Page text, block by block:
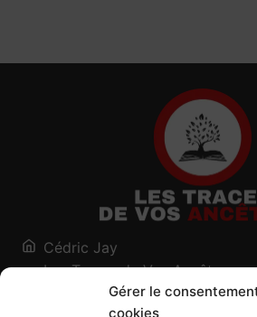
Gérer le
cookies
Cédric Jay
Les Traces de Vos Ancêtres
120, chemin des Salines